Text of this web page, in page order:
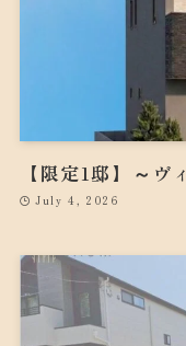
【限定1邸】～ヴ
July 4, 2026